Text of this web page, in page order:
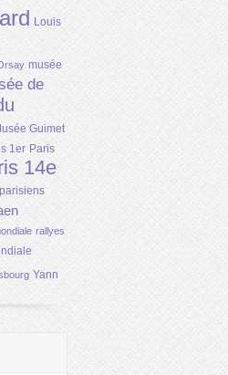
Louis
musée
de
Guimet
1er Paris
14e
rallyes
Yann